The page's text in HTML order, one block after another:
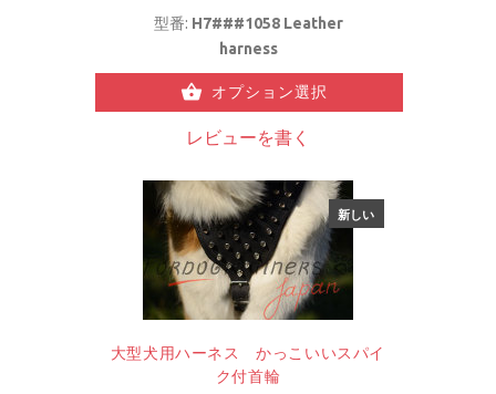
型番: H7###1058 Leather
harness
オプション選択
レビューを書く
新しい
大型犬用ハーネス かっこいいスパイ
ク付首輪